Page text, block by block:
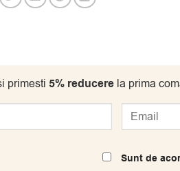
primesti 5% reducerela prima
Sunt de